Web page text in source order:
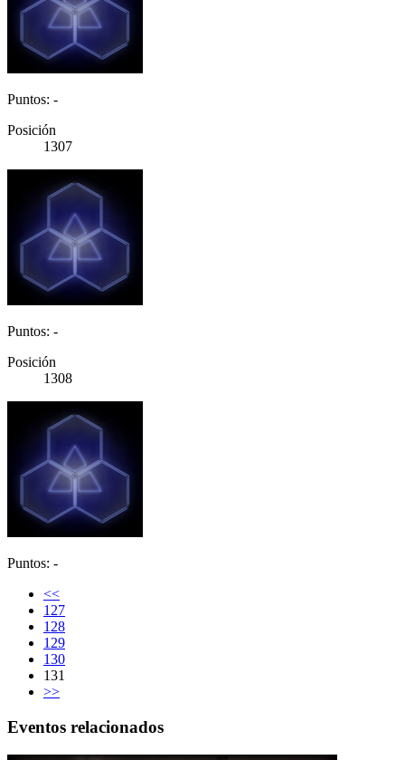
Puntos: -
Posición
1307
Puntos: -
Posición
1308
Puntos: -
<<
127
128
129
130
131
>>
Eventos relacionados